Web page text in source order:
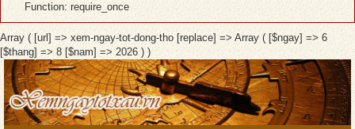
Function: require_once
Array ( [url] => xem-ngay-tot-dong-tho [replace] => Array ( [$ngay] => 6
[$thang] => 8 [$nam] => 2026 ) )